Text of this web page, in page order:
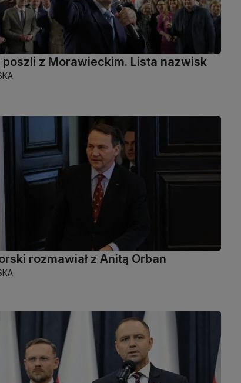
poszli z Morawieckim. Lista nazwisk
rozmawiał z Anitą Orban